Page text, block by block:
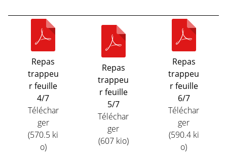
Repas
trappeu
r feuille
4/7
Téléchar
ger
(570.5 ki
o)
Repas
trappeu
r feuille
5/7
Téléchar
ger
(607 kio)
Repas
trappeu
r feuille
6/7
Téléchar
ger
(590.4 ki
o)